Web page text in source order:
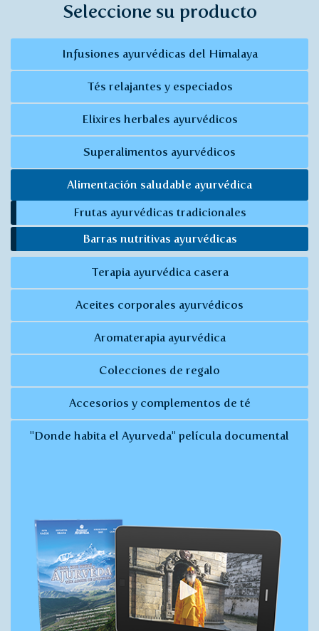
Seleccione su producto
Infusiones ayurvédicas del Himalaya
Tés relajantes y especiados
Elixires herbales ayurvédicos
Superalimentos ayurvédicos
Alimentación saludable ayurvédica
Frutas ayurvédicas tradicionales
Barras nutritivas ayurvédicas
Terapia ayurvédica casera
Aceites corporales ayurvédicos
Aromaterapia ayurvédica
Colecciones de regalo
Accesorios y complementos de té
"Donde habita el Ayurveda" película documental